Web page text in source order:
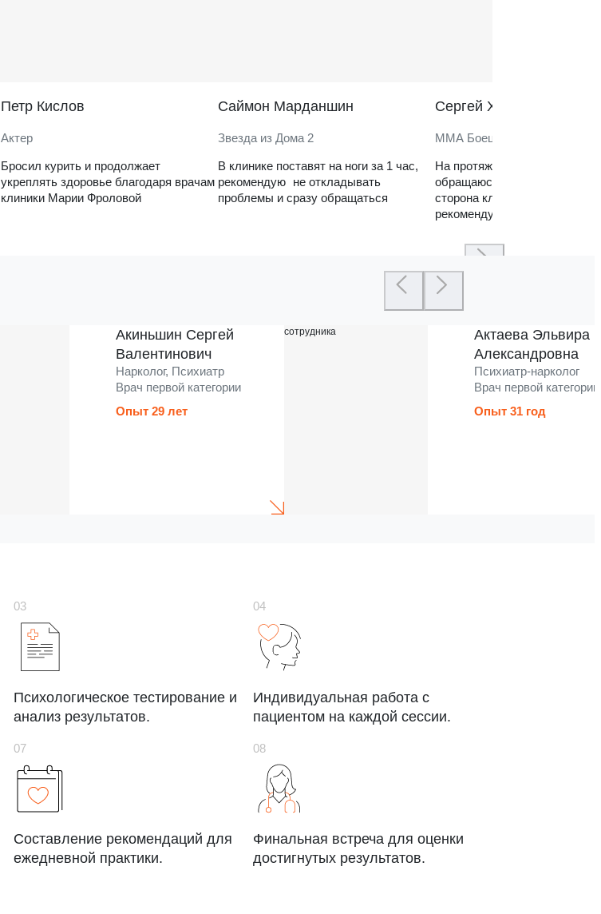
Петр Кислов
Актер
Бросил курить и продолжает
укреплять здоровье благодаря врачам
клиники Марии Фроловой
Саймон Марданшин
Звезда из Дома 2
В клинике поставят на ноги за 1 час,
рекомендую не откладывать
проблемы и сразу обращаться
Сергей Харитонов
ММА Боец
На протяжении нескольких
обращаюсь в клинику.
сторона клиники —
рекомендую
Акиньшин Сергей
Валентинович
Нарколог, Психиатр
Врач первой категории
Опыт 29 лет
Актаева Эльвира
Александровна
Психиатр-нарколог
Врач первой категории
Опыт 31 год
Психологическое тестирование и
анализ результатов.
Индивидуальная работа с
пациентом на каждой сессии.
Составление рекомендаций для
ежедневной практики.
Финальная встреча для оценки
достигнутых результатов.